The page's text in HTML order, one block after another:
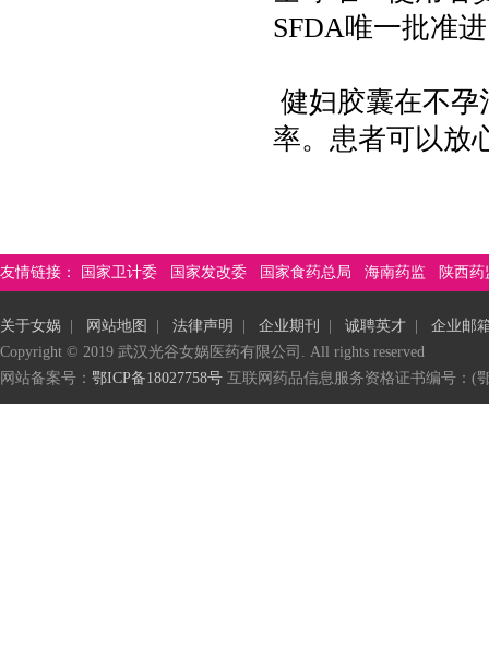
SFDA唯一批准
健妇胶囊在不
率。患者可以放
友情链接： 国家卫计委 国家发改委 国家食药总局 海南药监 陕西药
关于女娲 网站地图 法律声明 企业期刊 诚聘英才
企业邮
Copyright © 2019 武汉光谷女娲医药有限公司. All rights reserved
网站备案号： 鄂ICP备18027758号 互联网药品信息服务资格证书编号：(